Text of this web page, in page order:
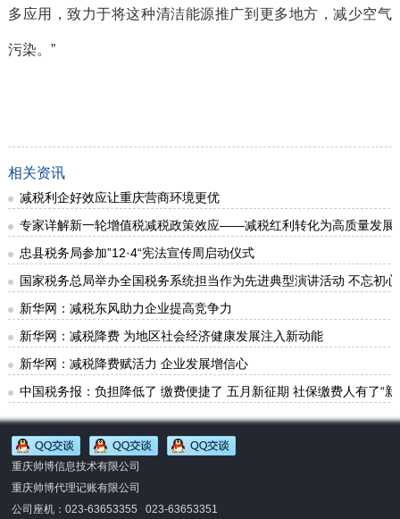
多应用，致力于将这种清洁能源推广到更多地方，减少空气
污染。”
相关资讯
减税利企好效应让重庆营商环境更优
专家详解新一轮增值税减税政策效应——减税红利转化为高质量发展
忠县税务局参加”12·4“宪法宣传周启动仪式
国家税务总局举办全国税务系统担当作为先进典型演讲活动 不忘初
新华网：减税东风助力企业提高竞争力
新华网：减税降费 为地区社会经济健康发展注入新动能
新华网：减税降费赋活力 企业发展增信心
中国税务报：负担降低了 缴费便捷了 五月新征期 社保缴费人有了“新
重庆帅博信息技术有限公司
重庆帅博代理记账有限公司
公司座机：023-63653355 023-63653351